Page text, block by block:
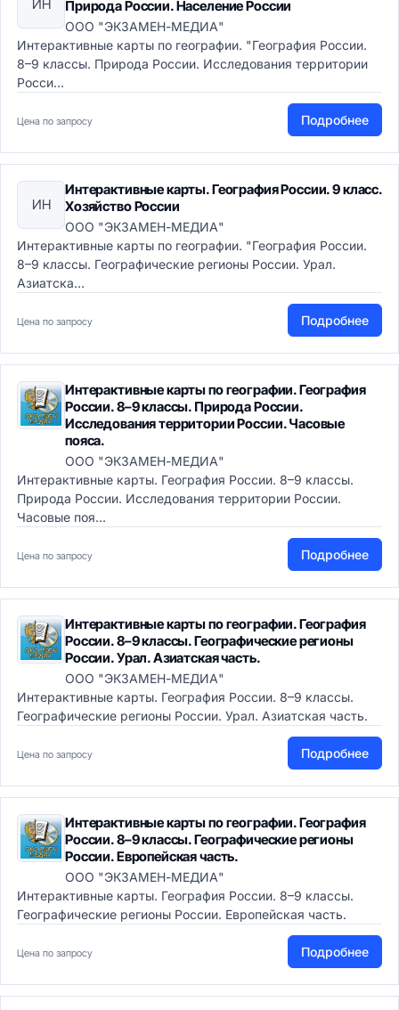
ИН Природа России. Население России
ООО "ЭКЗАМЕН-МЕДИА"
Интерактивные карты по географии. "География России.
8–9 классы. Природа России. Исследования территории
Росси...
Цена по запросу Подробнее
ИН
Интерактивные карты. География России. 9 класс.
Хозяйство России
ООО "ЭКЗАМЕН-МЕДИА"
Интерактивные карты по географии. "География России.
8–9 классы. Географические регионы России. Урал.
Азиатска...
Цена по запросу Подробнее
Интерактивные карты по географии. География
России. 8–9 классы. Природа России.
Исследования территории России. Часовые
пояса.
ООО "ЭКЗАМЕН-МЕДИА"
Интерактивные карты. География России. 8–9 классы.
Природа России. Исследования территории России.
Часовые поя...
Цена по запросу Подробнее
Интерактивные карты по географии. География
России. 8–9 классы. Географические регионы
России. Урал. Азиатская часть.
ООО "ЭКЗАМЕН-МЕДИА"
Интерактивные карты. География России. 8–9 классы.
Географические регионы России. Урал. Азиатская часть.
Цена по запросу Подробнее
Интерактивные карты по географии. География
России. 8–9 классы. Географические регионы
России. Европейская часть.
ООО "ЭКЗАМЕН-МЕДИА"
Интерактивные карты. География России. 8–9 классы.
Географические регионы России. Европейская часть.
Цена по запросу Подробнее